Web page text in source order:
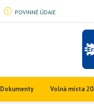
POVINNÉ ÚDAJE
Dokumenty Volná místa